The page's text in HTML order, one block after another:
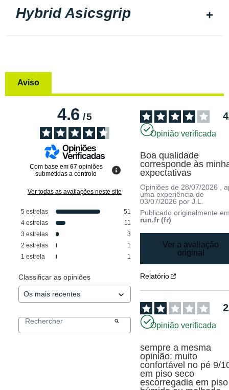
Hybrid Asicsgrip
Aviso
4.6/5
Com base em 67 opiniões
submetidas a controlo
Ver todas as avaliações neste site
5 estrelas
51
4 estrelas
11
3 estrelas
3
2 estrelas
1
1 estrela 1
Classificar as opiniões
4
Opinião verificada
Boa qualidade
corresponde às
expectativas
Opiniões de 28/07/2026
,
uma experiência de
03/07/2026 porJ.L.
Publicado originalmente
run.fr (fr)
Ver a avaliação
original
Relatório
2
Opinião verificada
sempre a mesma
opinião: muito
confortável no pé 9/
em piso seco
escorregadia em piso